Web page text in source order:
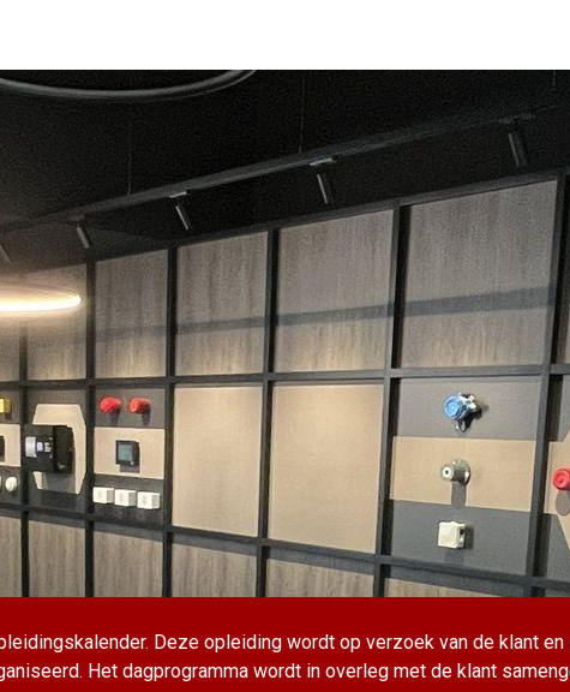
Deze opleiding wordt op verzoek van de klant
Het dagprogramma wordt in overleg met de klant